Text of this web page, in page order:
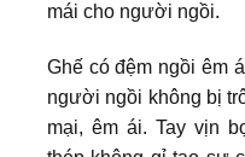
mái cho người ngồi.
Ghế có đệm ngồi êm
người ngồi không bị
mại, êm ái. Tay vịn